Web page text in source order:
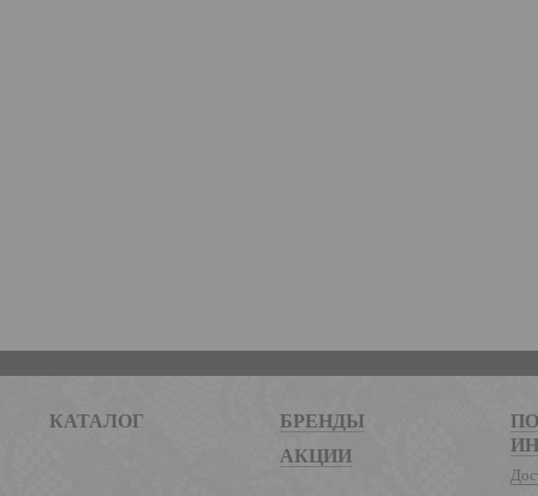
КАТАЛОГ
БРЕНДЫ
АКЦИИ